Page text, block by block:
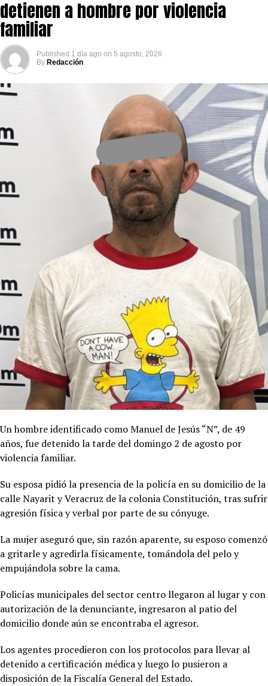
detienen a hombre por violencia
familiar
Published 1 día ago on 5 agosto, 2026
By Redacción
Un hombre identificado como Manuel de Jesús “N”, de 49
años, fue detenido la tarde del domingo 2 de agosto por
violencia familiar.
Su esposa pidió la presencia de la policía en su domicilio de la
calle Nayarit y Veracruz de la colonia Constitución, tras sufrir
agresión física y verbal por parte de su cónyuge.
La mujer aseguró que, sin razón aparente, su esposo comenzó
a gritarle y agredirla físicamente, tomándola del pelo y
empujándola sobre la cama.
Policías municipales del sector centro llegaron al lugar y con
autorización de la denunciante, ingresaron al patio del
domicilio donde aún se encontraba el agresor.
Los agentes procedieron con los protocolos para llevar al
detenido a certificación médica y luego lo pusieron a
disposición de la Fiscalía General del Estado.